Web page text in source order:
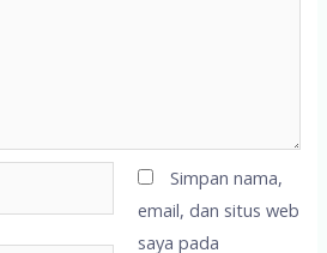
Simpan nama,
email, dan situs web
saya pada